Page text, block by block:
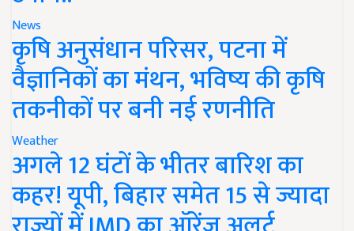
News
कृषि अनुसंधान परिसर, पटना में
वैज्ञानिकों का मंथन, भविष्य की कृषि
तकनीकों पर बनी नई रणनीति
Weather
अगले 12 घंटों के भीतर बारिश का
कहर! यूपी, बिहार समेत 15 से ज्यादा